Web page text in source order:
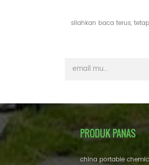
silahkan baca terus,
PRODUK PANAS
china portable